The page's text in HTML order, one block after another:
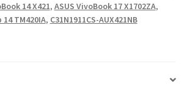
14 X421, ASUS VivoBook 17 X1702ZA,
TM420IA, C31N1911CS-AUX421NB